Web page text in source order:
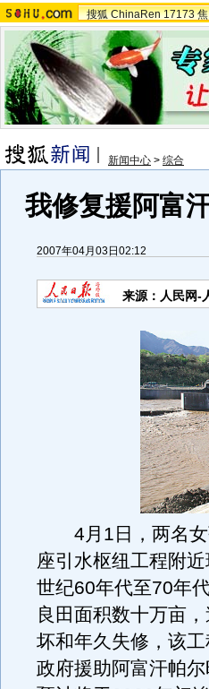
搜狐 ChinaRen 17173
新闻中心 > 综合
我修复援阿富
2007年04月03日02:12
来源：人民网-
4月1日，两名女
座引水枢纽工程附
世纪60年代至70年
良田面积数十万亩
坏和年久失修，该
政府援助阿富汗帕